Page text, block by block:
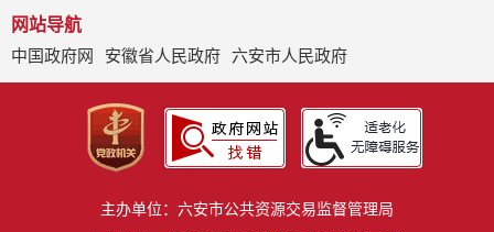
网站导航
中国政府网
安徽省人民政府 六安市人民政府
主办单位：六安市公共资源交易监督管理局